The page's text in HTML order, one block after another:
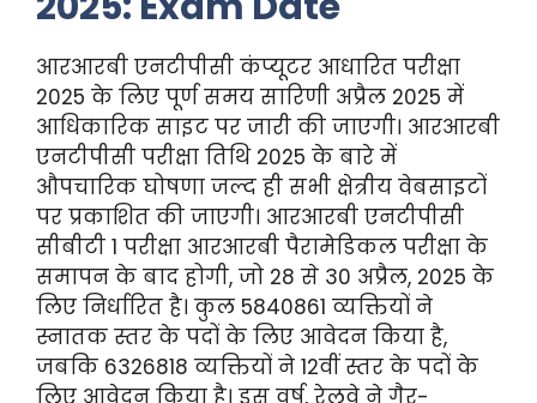
आरआरबी एनटीपीसी कंप्यूटर आधारित परीक्षा
2025 के लिए पूर्ण समय सारिणी अप्रैल 2025 में
आधिकारिक साइट पर जारी की जाएगी। आरआरबी
एनटीपीसी परीक्षा तिथि 2025 के बारे में
औपचारिक घोषणा जल्द ही सभी क्षेत्रीय वेबसाइटों
पर प्रकाशित की जाएगी। आरआरबी एनटीपीसी
सीबीटी 1 परीक्षा आरआरबी पैरामेडिकल परीक्षा के
समापन के बाद होगी, जो 28 से 30 अप्रैल, 2025 के
लिए निर्धारित है। कुल 5840861 व्यक्तियों ने
स्नातक स्तर के पदों के लिए आवेदन किया है,
जबकि 6326818 व्यक्तियों ने 12वीं स्तर के पदों के
लिए आवेदन किया है। इस वर्ष, रेलवे ने गैर-